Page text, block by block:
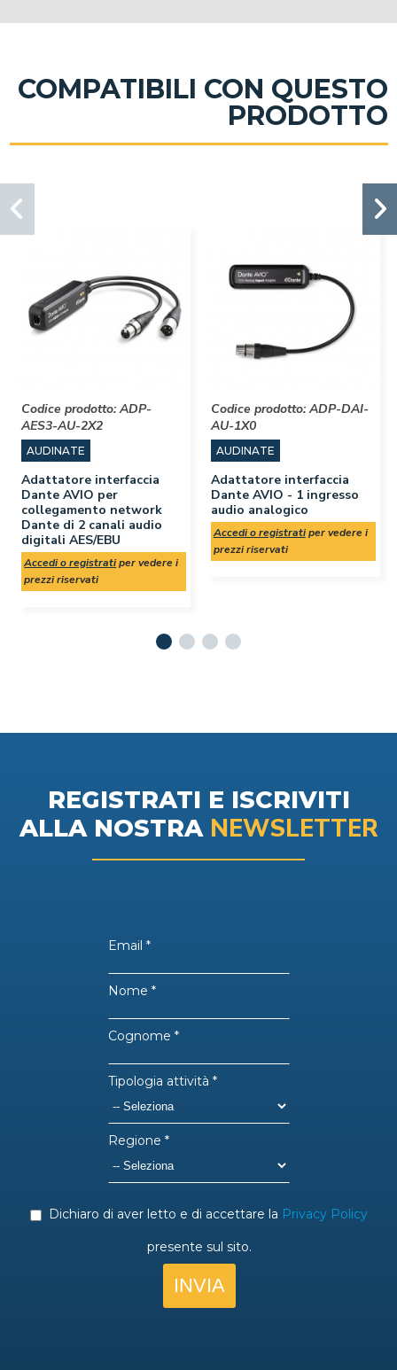
COMPATIBILI CON QUESTO
PRODOTTO
Codice prodotto:ADP-
AES3-AU-2X2
AUDINATE
Adattatore interfaccia
Dante AVIO per
collegamento network
Dante di 2 canali audio
digitali AES/EBU
Accedi o registratiper vedere i
prezzi riservati
Codice prodotto:ADP-DAI-
AU-1X0
AUDINATE
Adattatore interfaccia
Dante AVIO - 1 ingresso
audio analogico
Accedi o registratiper vedere i
prezzi riservati
REGISTRATI E ISCRIVITI
ALLA NOSTRA NEWSLETTER